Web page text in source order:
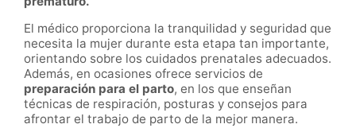
El médico proporciona la tranquilidad y seguridad que
necesita la mujer durante esta etapa tan importante,
orientando sobre los cuidados prenatales adecuados.
Además, en ocasiones ofrece servicios de
preparación para el parto, en los que enseñan
técnicas de respiración, posturas y consejos para
afrontar el trabajo de parto de la mejor manera.